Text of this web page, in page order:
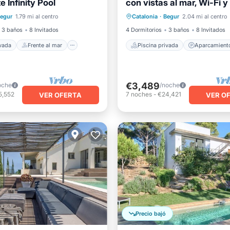
Infinity Pool
1.79 mi al centro
3 baños 8 Invitados
Frente al mar
Frente al mar
Vista al mar
VER OFERTA
con vistas al mar, Wi-Fi y
acondicionado
Catalonia · Begur 2.04 mi al centro
4 Dormitorios
3 baños 8 Invitados
Piscina privada
Piscina privada
Piscina
Balcón/Terraza
€3,489/noche
7 noches- €24,421 VER
Precio bajó